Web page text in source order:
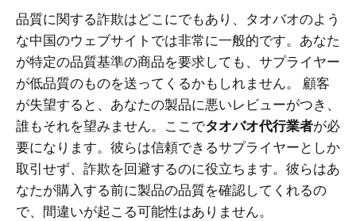
品質に関する詐欺はどこにでもあり、タオバオのよう
な中国のウェブサイトでは非常に一般的です。あなた
が特定の品質基準の商品を要求しても、サプライヤー
が低品質のものを送ってくるかもしれません。 顧客
が失望すると、あなたの製品に悪いレビューがつき、
誰もそれを望みません。ここでタオバオ代行業者が必
要になります。彼らは信頼できるサプライヤーとしか
取引せず、詐欺を回避するのに役立ちます。彼らはあ
なたが購入する前に製品の品質を確認してくれるの
で、間違いが起こる可能性はありません。